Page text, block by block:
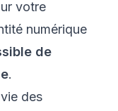
votre
numérique
de
.
des